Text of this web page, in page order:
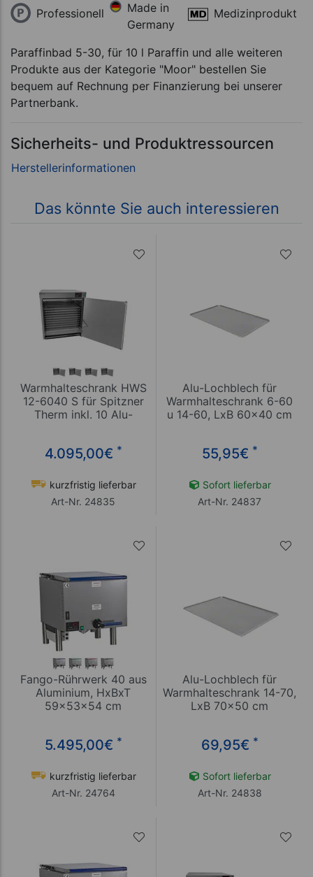
Professionell
Made in
Germany
Medizinprodukt
Paraffinbad 5-30, für 10 l Paraffin und alle weiteren
Produkte aus der Kategorie "Moor" bestellen Sie
bequem auf Rechnung per Finanzierung bei unserer
Partnerbank.
Sicherheits- und Produktressourcen
Das könnte Sie auch interessieren
Warmhalteschrank HWS
12-6040 S für Spitzner
Therm inkl. 10 Alu-
4.095,00€ *
kurzfristig lieferbar
Art-Nr. 24835
Alu-Lochblech für
Warmhalteschrank 6-60
u 14-60, LxB 60x40 cm
55,95€ *
Sofort lieferbar
Art-Nr. 24837
Fango-Rührwerk 40 aus
Aluminium, HxBxT
59x53x54 cm
5.495,00€ *
kurzfristig lieferbar
Art-Nr. 24764
Alu-Lochblech für
Warmhalteschrank 14-70,
LxB 70x50 cm
69,95€ *
Sofort lieferbar
Art-Nr. 24838